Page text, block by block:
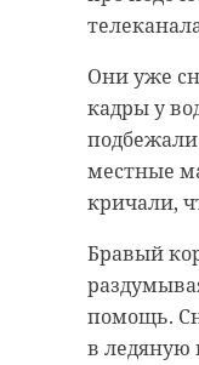
Они уже
кадры у
местные
кричали,
Бравый
помощь.
в ледяную